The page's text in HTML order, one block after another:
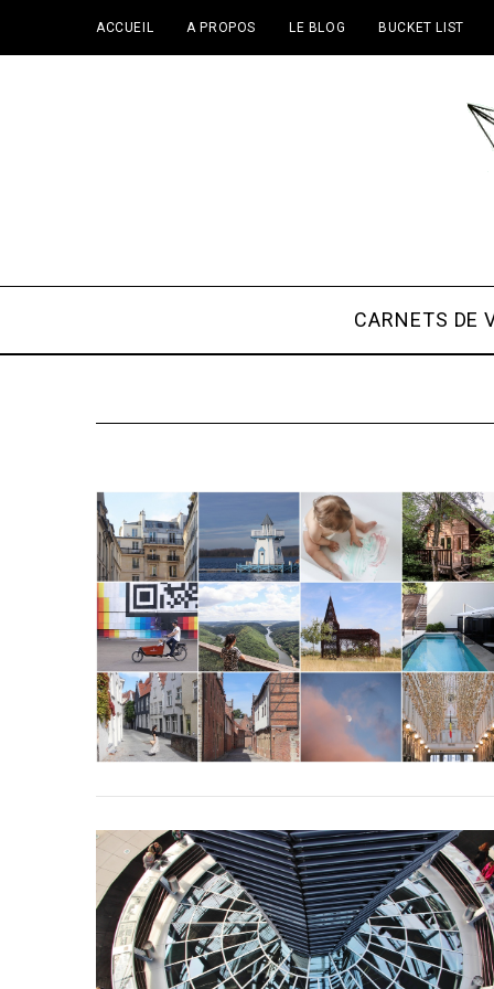
ACCUEIL A PROPOS LE BLOG BUCKET LIST
CARNETS DE